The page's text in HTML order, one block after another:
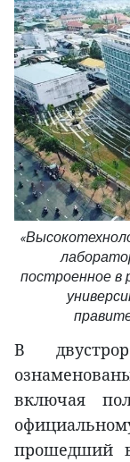
построенное в
В
включая
прошедший